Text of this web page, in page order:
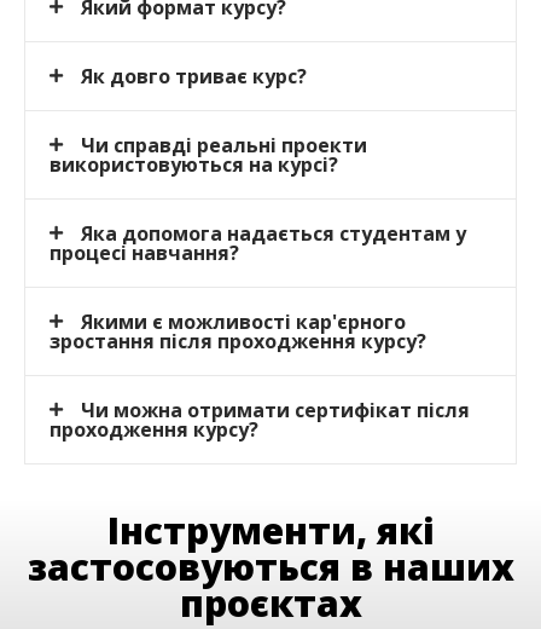
Який формат курсу?
Як довго триває курс?
Чи справді реальні проекти
використовуються на курсі?
Яка допомога надається студентам у
процесі навчання?
Якими є можливості кар'єрного
зростання після проходження курсу?
Чи можна отримати сертифікат після
проходження курсу?
Інструменти, які
застосовуються в наших
проєктах